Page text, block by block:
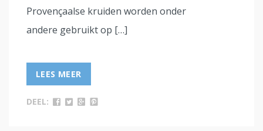
Provençaalse kruiden worden onder
andere gebruikt op […]
LEES MEER
DEEL: